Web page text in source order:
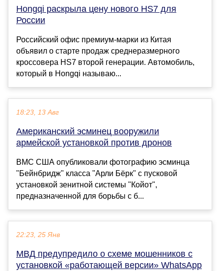
Hongqi раскрыла цену нового HS7 для
России
Российский офис премиум-марки из Китая
объявил о старте продаж среднеразмерного
кроссовера HS7 второй генерации. Автомобиль,
который в Hongqi называю...
18:23, 13 Авг
Американский эсминец вооружили
армейской установкой против дронов
ВМС США опубликовали фотографию эсминца
"Бейнбридж" класса "Арли Бёрк" с пусковой
установкой зенитной системы "Койот",
предназначенной для борьбы с б...
22:23, 25 Янв
МВД предупредило о схеме мошенников с
установкой «работающей версии» WhatsApp